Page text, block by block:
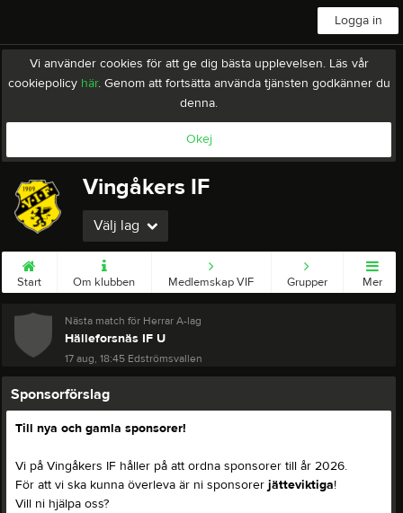
Logga in
Vi använder cookies för att ge dig bästa upplevelsen. Läs vår
cookiepolicy här. Genom att fortsätta använda tjänsten godkänner du
denna.
Okej
Vingåkers IF
Välj lag
Start Om klubben Medlemskap VIF Grupper Mer
Nästa match för Herrar A-lag
Hälleforsnäs IF U
17 aug, 18:45 Edströmsvallen
Sponsorförslag
Till nya och gamla sponsorer!
Vi på Vingåkers IF håller på att ordna sponsorer till år 2026.
För att vi ska kunna överleva är ni sponsorer jätteviktiga!
Vill ni hjälpa oss?